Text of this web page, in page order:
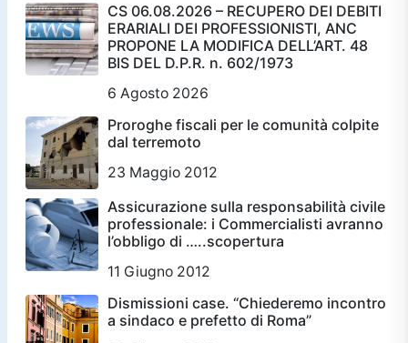
CS 06.08.2026 – RECUPERO DEI DEBITI
ERARIALI DEI PROFESSIONISTI, ANC
PROPONE LA MODIFICA DELL’ART. 48
BIS DEL D.P.R. n. 602/1973
6 Agosto 2026
Proroghe fiscali per le comunità colpite
dal terremoto
23 Maggio 2012
Assicurazione sulla responsabilità civile
professionale: i Commercialisti avranno
l’obbligo di …..scopertura
11 Giugno 2012
Dismissioni case. “Chiederemo incontro
a sindaco e prefetto di Roma”